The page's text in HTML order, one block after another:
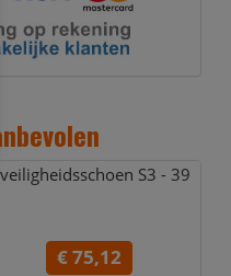
S3 - 39
€ 75,12